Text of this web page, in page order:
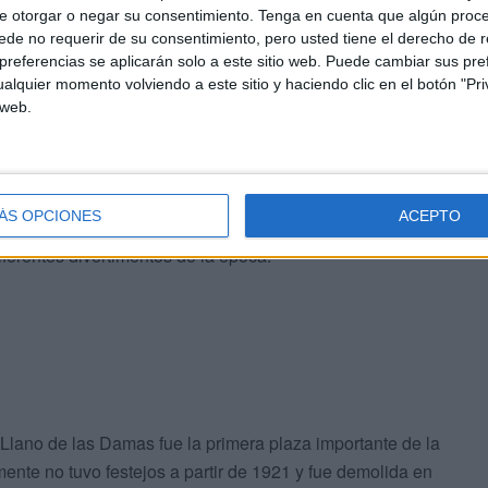
otorgar o negar su consentimiento. Tenga en cuenta que algún
no requerir de su consentimiento, pero usted tiene el derecho de
se aplicarán solo a este sitio web. Puede cambiar sus
momento volviendo a este sitio y haciendo clic en el botón
OPCIONES ACEPTO
Barceló, cree que la introducción de la
posiblemente traída por los soldados de las
el siglo XVII”. La primera plaza de toros de
julio de 1883 para los festejos de agosto. Se ubicó
toreros profesionales a lidiar en ella.
de un “circo taurino” en la casa número 13
de callejón de la Botica, es decir, la actual calle
divertimentos de la época.
de las Damas fue la primera plaza importante de la
no tuvo festejos a partir de 1921 y fue demolida en